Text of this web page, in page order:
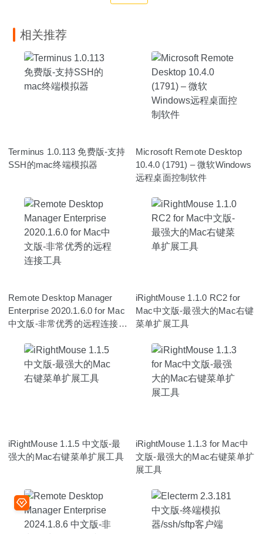
相关推荐
Terminus 1.0.113 免费版-支持
SSH的mac终端模拟器
Microsoft Remote Desktop
10.4.0 (1791) – 微软Windows
远程桌面控制软件
Remote Desktop Manager
Enterprise 2020.1.6.0 for Mac
中文版-非常优秀的远程连接工
iRightMouse 1.1.0 RC2 for
Mac中文版-最强大的Mac右键
菜单扩展工具
iRightMouse 1.1.5 中文版-最
强大的Mac右键菜单扩展工具
iRightMouse 1.1.3 for Mac中
文版-最强大的Mac右键菜单扩
展工具